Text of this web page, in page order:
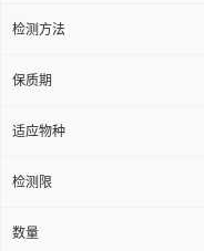
检测方法
保质期
适应物种
检测限
数量